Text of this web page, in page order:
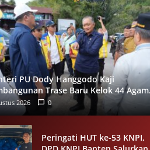
PU Dody Hanggodo Kaji
Trase Baru Kelok 44 Agam
Longsor, Utamakan Keselamatan
Jalan
2026 0
Peringati HUT ke-53 KNPI,